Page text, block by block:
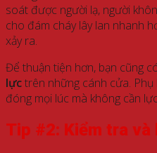
soát được người lạ, người
cho đám cháy lây lan nhanh
xảy ra.
Để thuận tiện hơn, bạn cũng
lựctrên những cánh cửa.
đóng mọi lúc mà không cần
Tip #2: Kiểm tra